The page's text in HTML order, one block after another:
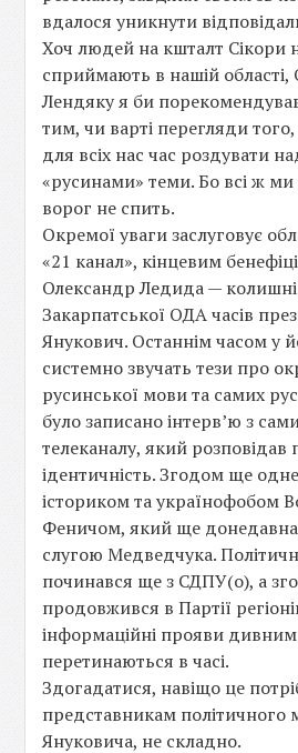
вдалося уникнути
Хоч людей на кшталт Сікори
сприймають в нашій області,
Лендяку я би
тим, чи варті перегляди
для всіх нас час роздувати
«русинами» теми. Бо всі ж
ворог не спить.
Окремої уваги заслуговує
«21 канал», кінцевим
Олександр Ледида —
Закарпатської ОДА часів
Янукович. Останнім часом у
системно звучать тези про
русинської мови та самих
було записано інтервʼю з
телеканалу, який розповідав
ідентичність. Згодом ще
істориком та українофобом
Феничом, який ще
слугою Медведчука.
починався ще з СДПУ(о), а
продовжився в Партії
інформаційні прояви
перетинаються в часі.
Здогадатися, навіщо це
представникам політичного
Януковича, не складно.